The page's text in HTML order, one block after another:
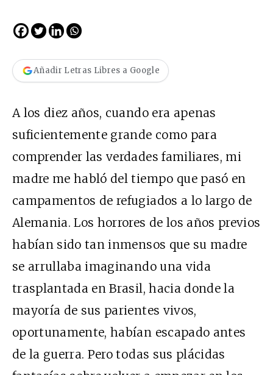
Añadir Letras Libres a Google
A los diez años, cuando era apenas
suficientemente grande como para
comprender las verdades familiares, mi
madre me habló del tiempo que pasó en
campamentos de refugiados a lo largo de
Alemania. Los horrores de los años previos
habían sido tan inmensos que su madre
se arrullaba imaginando una vida
trasplantada en Brasil, hacia donde la
mayoría de sus parientes vivos,
oportunamente, habían escapado antes
de la guerra. Pero todas sus plácidas